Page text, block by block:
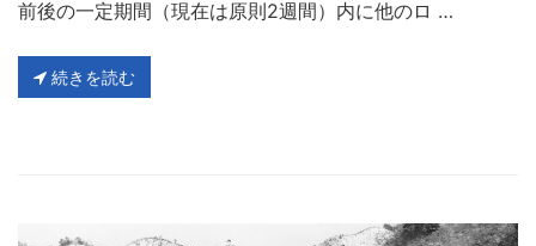
前後の一定期間（現在は原則2週間）内に他のロ …
続きを読む